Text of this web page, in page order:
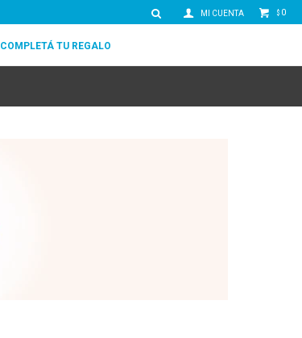
COMPLETÁ TU REGALO
$ 0